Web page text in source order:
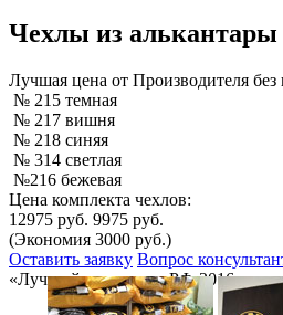
Чехлы из алькантары
Лучшая цена от Производителя
№ 215 темная
№ 217 вишня
№ 218 синяя
№ 314 светлая
№216 бежевая
Цена комплекта чехлов:
12975 руб. 9975 руб.
(Экономия 3000 руб.)
Оставить заявку Вопрос
«Лучший товар года РФ-2016»